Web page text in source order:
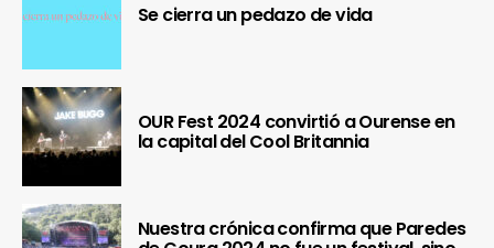
Se cierra un pedazo de vida
OUR Fest 2024 convirtió a Ourense en
la capital del Cool Britannia
Nuestra crónica confirma que Paredes